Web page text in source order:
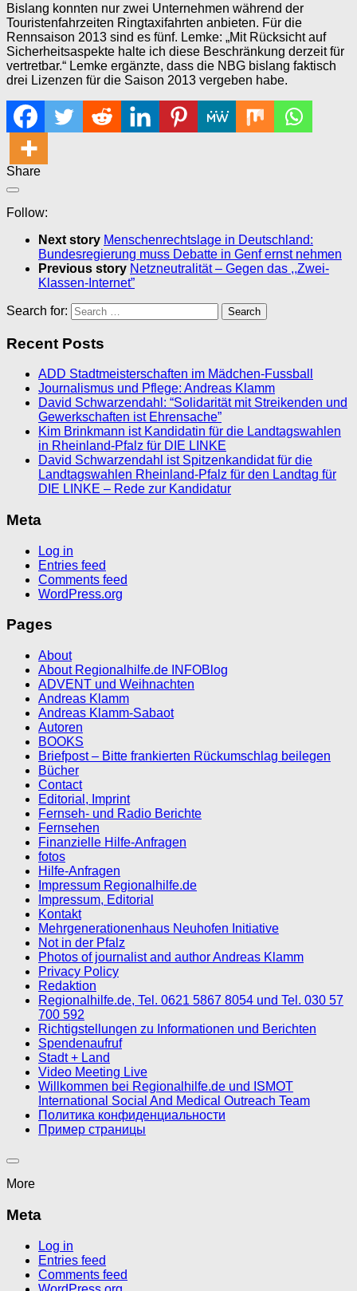
Bislang konnten nur zwei Unternehmen während der
Touristenfahrzeiten Ringtaxifahrten anbieten. Für die
Rennsaison 2013 sind es fünf. Lemke: „Mit Rücksicht auf
Sicherheitsaspekte halte ich diese Beschränkung derzeit für
vertretbar.“ Lemke ergänzte, dass die NBG bislang faktisch
drei Lizenzen für die Saison 2013 vergeben habe.
Share
Follow:
Next story Menschenrechtslage in Deutschland:
Bundesregierung muss Debatte in Genf ernst nehmen
Previous story Netzneutralität – Gegen das ,,Zwei-
Klassen-Internet”
Search for:
Recent Posts
ADD Stadtmeisterschaften im Mädchen-Fussball
Journalismus und Pflege: Andreas Klamm
David Schwarzendahl: “Solidarität mit Streikenden und
Gewerkschaften ist Ehrensache”
Kim Brinkmann ist Kandidatin für die Landtagswahlen
in Rheinland-Pfalz für DIE LINKE
David Schwarzendahl ist Spitzenkandidat für die
Landtagswahlen Rheinland-Pfalz für den Landtag für
DIE LINKE – Rede zur Kandidatur
Meta
Log in
Entries feed
Comments feed
WordPress.org
Pages
About
About Regionalhilfe.de INFOBlog
ADVENT und Weihnachten
Andreas Klamm
Andreas Klamm-Sabaot
Autoren
BOOKS
Briefpost – Bitte frankierten Rückumschlag beilegen
Bücher
Contact
Editorial, Imprint
Fernseh- und Radio Berichte
Fernsehen
Finanzielle Hilfe-Anfragen
fotos
Hilfe-Anfragen
Impressum Regionalhilfe.de
Impressum, Editorial
Kontakt
Mehrgenerationenhaus Neuhofen Initiative
Not in der Pfalz
Photos of journalist and author Andreas Klamm
Privacy Policy
Redaktion
Regionalhilfe.de, Tel. 0621 5867 8054 und Tel. 030 57
700 592
Richtigstellungen zu Informationen und Berichten
Spendenaufruf
Stadt + Land
Video Meeting Live
Willkommen bei Regionalhilfe.de und ISMOT
International Social And Medical Outreach Team
Политика конфиденциальности
Пример страницы
More
Meta
Log in
Entries feed
Comments feed